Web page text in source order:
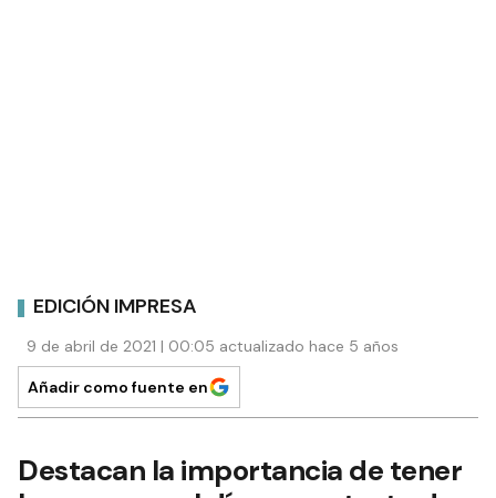
EDICIÓN IMPRESA
9 de abril de 2021 | 00:05 actualizado hace 5 años
Añadir como fuente en
Destacan la importancia de tener